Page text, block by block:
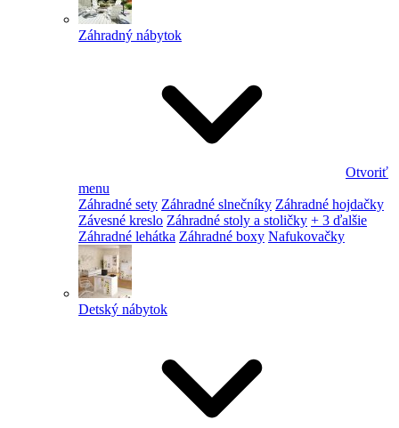
Záhradný nábytok
Otvoriť
menu
Záhradné sety Záhradné slnečníky Záhradné hojdačky
Závesné kreslo Záhradné stoly a stoličky + 3 ďalšie
Záhradné lehátka Záhradné boxy Nafukovačky
Detský nábytok